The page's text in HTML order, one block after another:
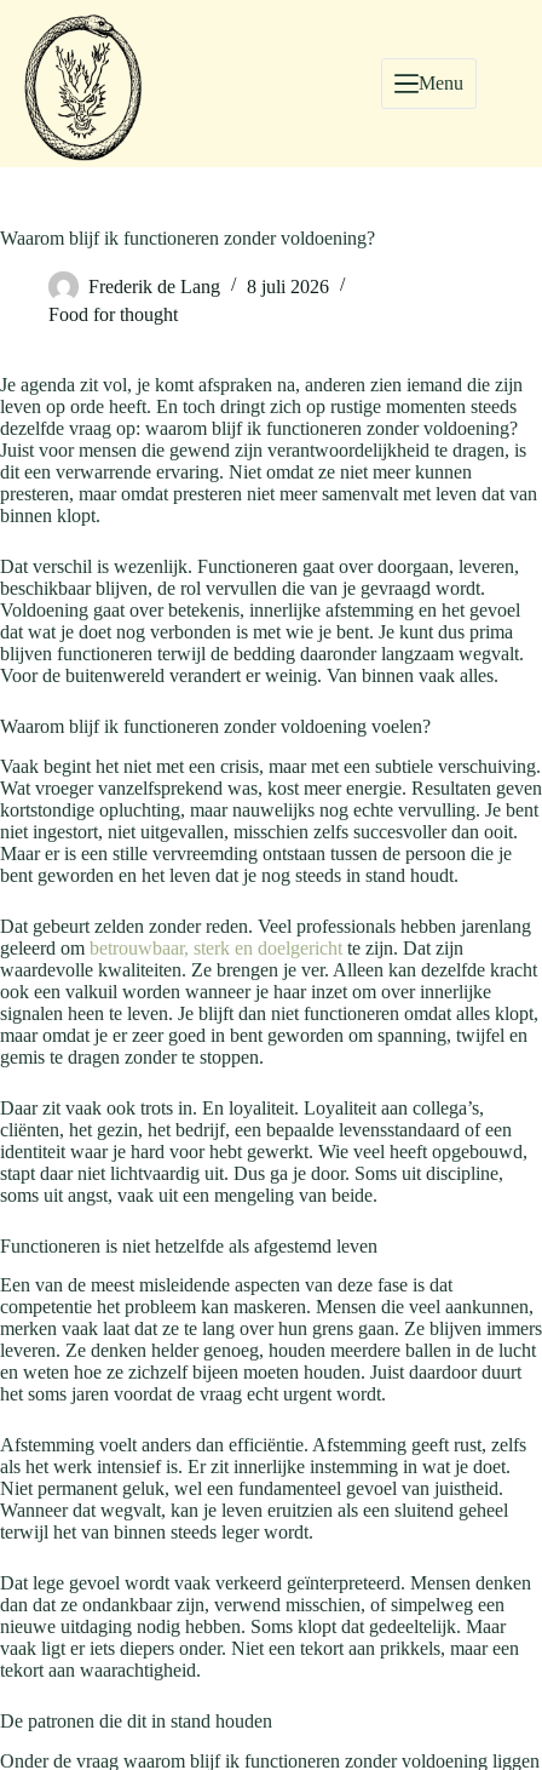
Menu
Waarom blijf ik functioneren zonder voldoening?
Frederik de Lang
8 juli 2026
Food for thought
Je agenda zit vol, je komt afspraken na, anderen zien iemand die zijn
leven op orde heeft. En toch dringt zich op rustige momenten steeds
dezelfde vraag op: waarom blijf ik functioneren zonder voldoening?
Juist voor mensen die gewend zijn verantwoordelijkheid te dragen, is
dit een verwarrende ervaring. Niet omdat ze niet meer kunnen
presteren, maar omdat presteren niet meer samenvalt met leven dat van
binnen klopt.
Dat verschil is wezenlijk. Functioneren gaat over doorgaan, leveren,
beschikbaar blijven, de rol vervullen die van je gevraagd wordt.
Voldoening gaat over betekenis, innerlijke afstemming en het gevoel
dat wat je doet nog verbonden is met wie je bent. Je kunt dus prima
blijven functioneren terwijl de bedding daaronder langzaam wegvalt.
Voor de buitenwereld verandert er weinig. Van binnen vaak alles.
Waarom blijf ik functioneren zonder voldoening voelen?
Vaak begint het niet met een crisis, maar met een subtiele verschuiving.
Wat vroeger vanzelfsprekend was, kost meer energie. Resultaten geven
kortstondige opluchting, maar nauwelijks nog echte vervulling. Je bent
niet ingestort, niet uitgevallen, misschien zelfs succesvoller dan ooit.
Maar er is een stille vervreemding ontstaan tussen de persoon die je
bent geworden en het leven dat je nog steeds in stand houdt.
Dat gebeurt zelden zonder reden. Veel professionals hebben jarenlang
geleerd om betrouwbaar, sterk en doelgericht te zijn. Dat zijn
waardevolle kwaliteiten. Ze brengen je ver. Alleen kan dezelfde kracht
ook een valkuil worden wanneer je haar inzet om over innerlijke
signalen heen te leven. Je blijft dan niet functioneren omdat alles klopt,
maar omdat je er zeer goed in bent geworden om spanning, twijfel en
gemis te dragen zonder te stoppen.
Daar zit vaak ook trots in. En loyaliteit. Loyaliteit aan collega’s,
cliënten, het gezin, het bedrijf, een bepaalde levensstandaard of een
identiteit waar je hard voor hebt gewerkt. Wie veel heeft opgebouwd,
stapt daar niet lichtvaardig uit. Dus ga je door. Soms uit discipline,
soms uit angst, vaak uit een mengeling van beide.
Functioneren is niet hetzelfde als afgestemd leven
Een van de meest misleidende aspecten van deze fase is dat
competentie het probleem kan maskeren. Mensen die veel aankunnen,
merken vaak laat dat ze te lang over hun grens gaan. Ze blijven immers
leveren. Ze denken helder genoeg, houden meerdere ballen in de lucht
en weten hoe ze zichzelf bijeen moeten houden. Juist daardoor duurt
het soms jaren voordat de vraag echt urgent wordt.
Afstemming voelt anders dan efficiëntie. Afstemming geeft rust, zelfs
als het werk intensief is. Er zit innerlijke instemming in wat je doet.
Niet permanent geluk, wel een fundamenteel gevoel van juistheid.
Wanneer dat wegvalt, kan je leven eruitzien als een sluitend geheel
terwijl het van binnen steeds leger wordt.
Dat lege gevoel wordt vaak verkeerd geïnterpreteerd. Mensen denken
dan dat ze ondankbaar zijn, verwend misschien, of simpelweg een
nieuwe uitdaging nodig hebben. Soms klopt dat gedeeltelijk. Maar
vaak ligt er iets diepers onder. Niet een tekort aan prikkels, maar een
tekort aan waarachtigheid.
De patronen die dit in stand houden
Onder de vraag waarom blijf ik functioneren zonder voldoening liggen